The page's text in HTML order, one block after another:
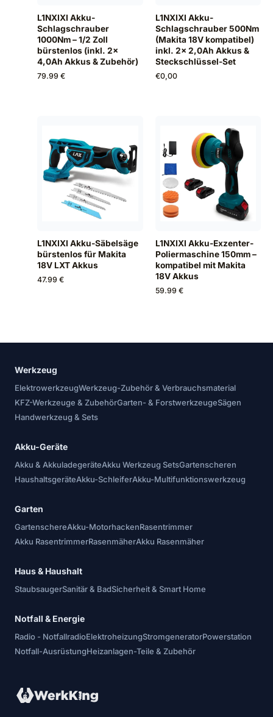
L1NXIXI Akku-
Schlagschrauber
1000Nm – 1/2 Zoll
bürstenlos (inkl. 2x
4,0Ah Akkus & Zubehör)
79.99 €
L1NXIXI Akku-
Schlagschrauber 500Nm
(Makita 18V kompatibel)
inkl. 2x 2,0Ah Akkus &
Steckschlüssel-Set
€0,00
L1NXIXI Akku-Säbelsäge
bürstenlos für Makita
18V LXT Akkus
47.99 €
L1NXIXI Akku-Exzenter-
Poliermaschine 150mm –
kompatibel mit Makita
18V Akkus
59.99 €
Werkzeug
ElektrowerkzeugWerkzeug-Zubehör & Verbrauchsmaterial
KFZ-Werkzeuge & ZubehörGarten- & ForstwerkzeugeSägen
Handwerkzeug & Sets
Akku-Geräte
Akku & AkkuladegeräteAkku Werkzeug SetsGartenscheren
HaushaltsgeräteAkku-SchleiferAkku-Multifunktionswerkzeug
Garten
GartenschereAkku-MotorhackenRasentrimmer
Akku RasentrimmerRasenmäherAkku Rasenmäher
Haus & Haushalt
StaubsaugerSanitär & BadSicherheit & Smart Home
Notfall & Energie
Radio - NotfallradioElektroheizungStromgeneratorPowerstation
Notfall-AusrüstungHeizanlagen-Teile & Zubehör